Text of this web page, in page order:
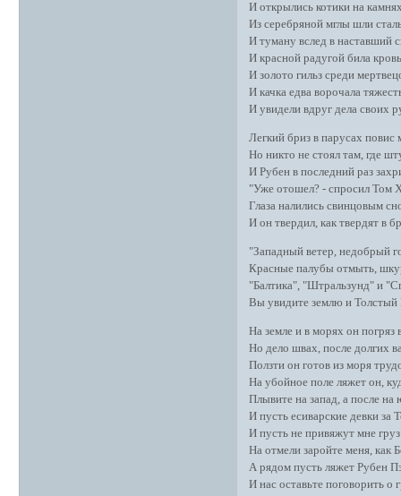
И открылись котики на
Из серебряной мглы шли
И туману вслед в наставший
И красной радугой била
И золото гильз среди
И качка едва ворочала
И увидели вдруг дела своих
Легкий бриз в парусах
Но никто не стоял там, где
И Рубен в последний раз
"Уже отошел? - спросил Том
Глаза налились свинцовым
И он твердил, как твердят в
"Западный ветер, недобрый
Красные палубы отмыть,
"Балтика", "Штральзунд" и
Вы увидите землю и
На земле и в морях он погряз
Но дело швах, после долгих
Ползти он готов из моря
На убойное поле ляжет он,
Плывите на запад, а после
И пусть есиварские девки за
И пусть не привяжут мне
На отмели заройте меня, как
А рядом пусть ляжет Рубен
И нас оставьте поговорить